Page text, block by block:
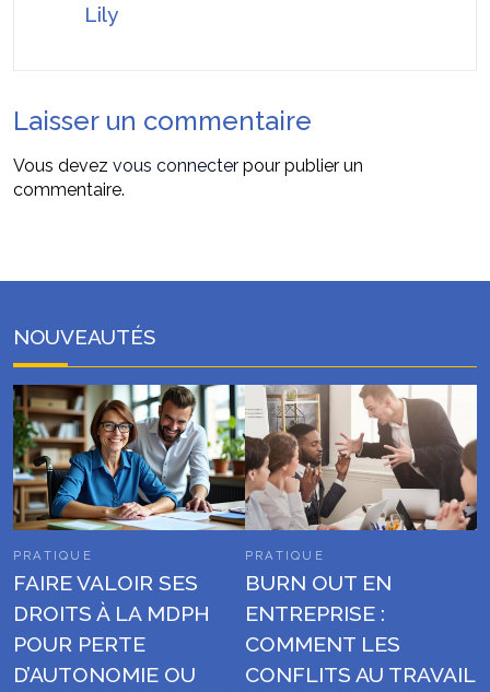
Lily
Laisser un commentaire
Vous devez vous connecter pour publier un
commentaire.
NOUVEAUTÉS
PRATIQUE
FAIRE VALOIR SES
DROITS À LA MDPH
POUR PERTE
D’AUTONOMIE OU
PRATIQUE
BURN OUT EN
ENTREPRISE :
COMMENT LES
CONFLITS AU TRAVAIL